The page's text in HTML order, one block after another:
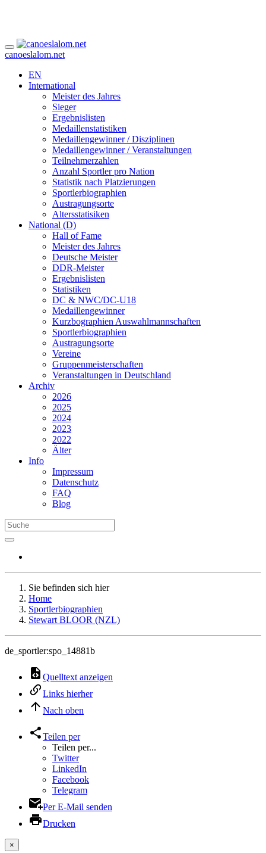
canoeslalom.net
EN
International
Meister des Jahres
Sieger
Ergebnislisten
Medaillenstatistiken
Medaillengewinner / Disziplinen
Medaillengewinner / Veranstaltungen
Teilnehmerzahlen
Anzahl Sportler pro Nation
Statistik nach Platzierungen
Sportlerbiographien
Austragungsorte
Altersstatisiken
National (D)
Hall of Fame
Meister des Jahres
Deutsche Meister
DDR-Meister
Ergebnislisten
Statistiken
DC & NWC/DC-U18
Medaillengewinner
Kurzbographien Auswahlmannschaften
Sportlerbiographien
Austragungsorte
Vereine
Gruppenmeisterschaften
Veranstaltungen in Deutschland
Archiv
2026
2025
2024
2023
2022
Älter
Info
Impressum
Datenschutz
FAQ
Blog
Sie befinden sich hier
Home
Sportlerbiographien
Stewart BLOOR (NZL)
de_sportler:spo_14881b
Quelltext anzeigen
Links hierher
Nach oben
Teilen per
Teilen per...
Twitter
LinkedIn
Facebook
Telegram
Per E-Mail senden
Drucken
×